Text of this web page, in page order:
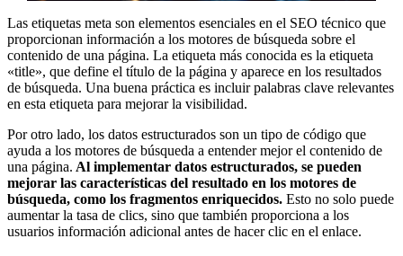
Las etiquetas meta son elementos esenciales en el SEO técnico que
proporcionan información a los motores de búsqueda sobre el
contenido de una página. La etiqueta más conocida es la etiqueta
«title», que define el título de la página y aparece en los resultados
de búsqueda. Una buena práctica es incluir palabras clave relevantes
en esta etiqueta para mejorar la visibilidad.
Por otro lado, los datos estructurados son un tipo de código que
ayuda a los motores de búsqueda a entender mejor el contenido de
una página. Al implementar datos estructurados, se pueden
mejorar las características del resultado en los motores de
búsqueda, como los fragmentos enriquecidos. Esto no solo puede
aumentar la tasa de clics, sino que también proporciona a los
usuarios información adicional antes de hacer clic en el enlace.